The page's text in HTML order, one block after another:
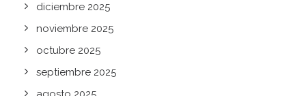
diciembre 2025
noviembre 2025
octubre 2025
septiembre 2025